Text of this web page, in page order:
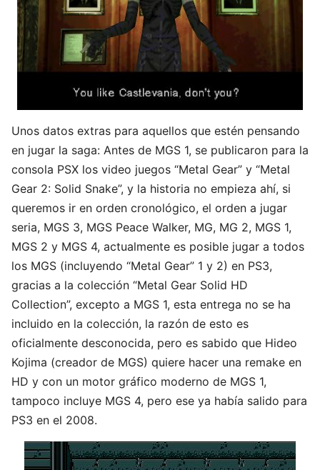
Unos datos extras para aquellos que estén pensando
en jugar la saga: Antes de MGS 1, se publicaron para la
consola PSX los video juegos “Metal Gear” y “Metal
Gear 2: Solid Snake”, y la historia no empieza ahí, si
queremos ir en orden cronológico, el orden a jugar
seria, MGS 3, MGS Peace Walker, MG, MG 2, MGS 1,
MGS 2 y MGS 4, actualmente es posible jugar a todos
los MGS (incluyendo “Metal Gear” 1 y 2) en PS3,
gracias a la colección “Metal Gear Solid HD
Collection”, excepto a MGS 1, esta entrega no se ha
incluido en la colección, la razón de esto es
oficialmente desconocida, pero es sabido que Hideo
Kojima (creador de MGS) quiere hacer una remake en
HD y con un motor gráfico moderno de MGS 1,
tampoco incluye MGS 4, pero ese ya había salido para
PS3 en el 2008.